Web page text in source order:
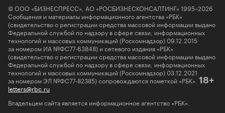
© ООО «БИЗНЕСПРЕСС», АО «РОСБИЗНЕСКОНСАЛТИНГ» 1995–2026
Сообщения и материалы информационного агентства «РБК»
(свидетельство о регистрации средства массовой информации выдано
Федеральной службой по надзору в сфере связи, информационных
технологий и массовых коммуникаций (Роскомнадзор) 09.12.2015
за номером ИА №ФС77-63848) и сетевого издания «РБК»
(свидетельство о регистрации средства массовой информации выдано
Федеральной службой по надзору в сфере связи, информационных
технологий и массовых коммуникаций (Роскомнадзор) 03.12.2021
за номером ЭЛ №ФС77-82385) сопровождаются пометкой «РБК». 18+
letters@rbc.ru
Владельцем сайта является информационное агентство «РБК».